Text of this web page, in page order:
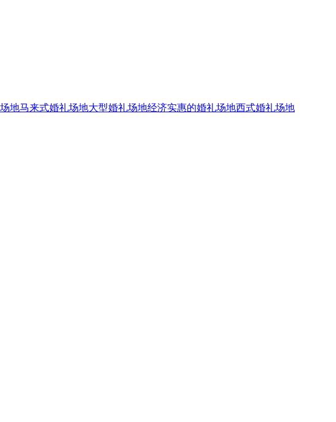
地马来式婚礼场地大型婚礼场地经济实惠的婚礼场地西式婚礼场地